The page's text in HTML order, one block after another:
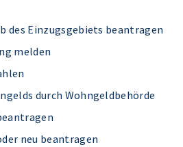
des Einzugsgebiets beantragen
melden
durch Wohngeldbehörde
neu beantragen